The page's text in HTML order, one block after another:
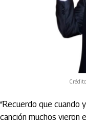
“Recuerdo que cuando
canción muchos vieron